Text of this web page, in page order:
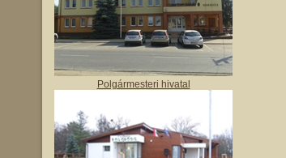
Polgármesteri hivatal